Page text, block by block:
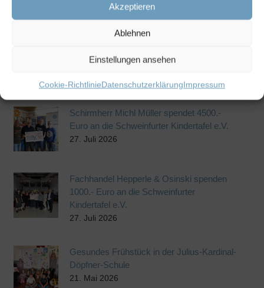
Akzeptieren
Ablehnen
Einstellungen ansehen
Cookie-RichtlinieDatenschutzerklärungImpressum
Spendenübergabe XXXLutz heute am
27. Juli 2026
Schirmherr Michl Müller spendet 4500.-
Euro an die Schweinfurter Kindertafel e.V.
27. Juli 2026
Fachhandel Hepperle & Osinski spenden
1000.- Euro an die Schweinfurter
Kindertafel e.V.
27. Juli 2026
Gesundes Frühstück in der Julius-Kardinal-
Döpfner-Schule
21. Mai 2026